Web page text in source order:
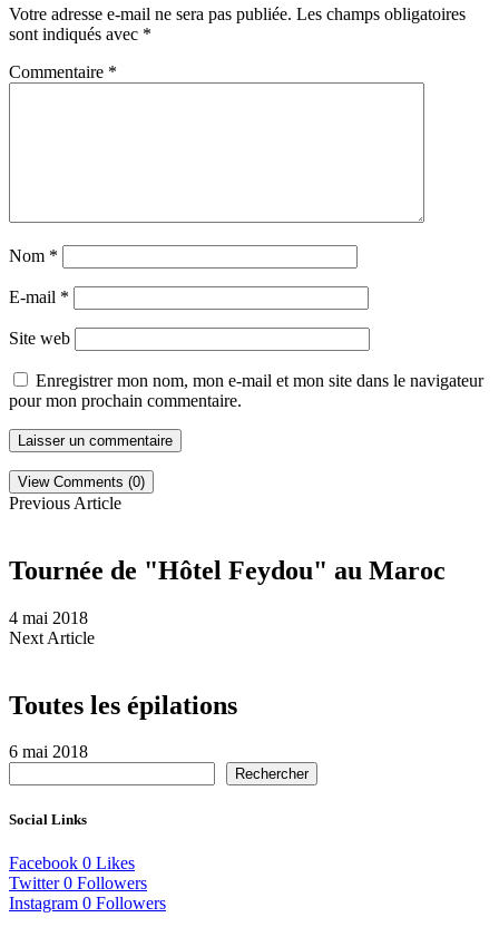
Votre adresse e-mail ne sera pas publiée. Les champs obligatoires
sont indiqués avec *
Commentaire *
Nom *
E-mail *
Site web
Enregistrer mon nom, mon e-mail et mon site dans le navigateur
pour mon prochain commentaire.
View Comments (0)
Previous Article
Tournée de "Hôtel Feydou" au Maroc
4 mai 2018
Next Article
Toutes les épilations
6 mai 2018
Rechercher
Social Links
Facebook 0 Likes
Twitter 0 Followers
Instagram 0 Followers